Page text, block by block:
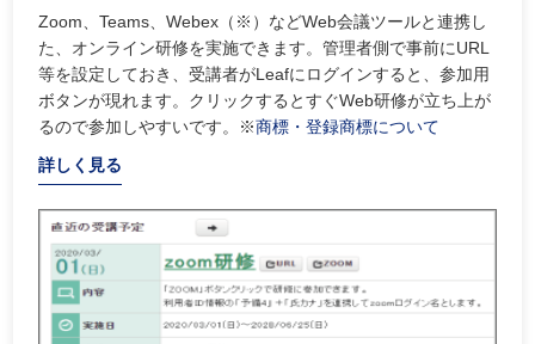
Zoom、Teams、Webex（※）などWeb会議ツールと連携し
た、オンライン研修を実施できます。管理者側で事前にURL
等を設定しておき、受講者がLeafにログインすると、参加用
ボタンが現れます。クリックするとすぐWeb研修が立ち上が
るので参加しやすいです。※商標・登録商標について
詳しく見る